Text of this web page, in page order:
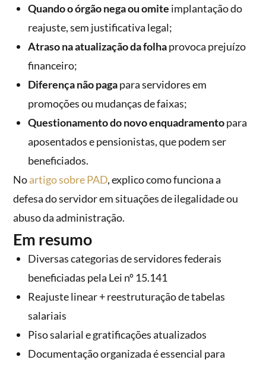
Quando o órgão nega ou omite implantação do
reajuste, sem justificativa legal;
Atraso na atualização da folhaprovoca prejuízo
financeiro;
Diferença não pagapara servidores em
promoções ou mudanças de faixas;
Questionamento do novo enquadramentopara
aposentados e pensionistas, que podem ser
beneficiados.
Noartigo sobre PAD, explico como funciona a
defesa do servidor em situações de ilegalidade ou
abuso da administração.
Em resumo
Diversas categorias de servidores federais
beneficiadas pela Lei nº 15.141
Reajuste linear + reestruturação de tabelas
salariais
Piso salarial e gratificações atualizados
Documentação organizada é essencial para